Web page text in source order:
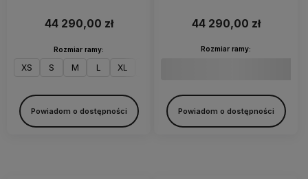
44 290,00 zł
Rozmiar ramy:
XS S M L XL
Powiadom o dostępności
44 290,00 zł
Rozmiar ramy:
Powiadom o dostępności